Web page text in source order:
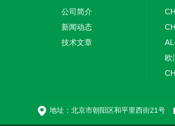
公司简介
新闻动态
技术文章
地址：北京市朝阳区和平里西街21号